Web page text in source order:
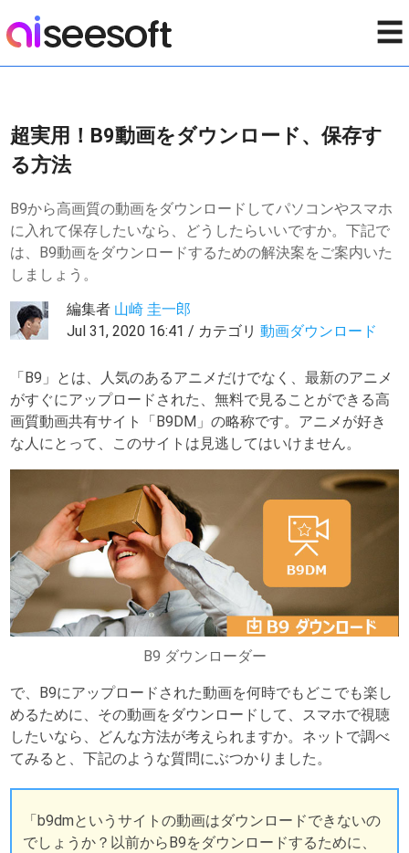
☰
超実用！B9動画をダウンロード、保存す
る方法
B9から高画質の動画をダウンロードしてパソコンやスマホ
に入れて保存したいなら、どうしたらいいですか。下記で
は、B9動画をダウンロードするための解決案をご案内いた
しましょう。
編集者 山崎 圭一郎
Jul 31, 2020 16:41 / カテゴリ動画ダウンロード
「B9」とは、人気のあるアニメだけでなく、最新のアニメ
がすぐにアップロードされた、無料で見ることができる高
画質動画共有サイト「B9DM」の略称です。アニメが好き
な人にとって、このサイトは見逃してはいけません。
B9 ダウンローダー
で、B9にアップロードされた動画を何時でもどこでも楽し
めるために、その動画をダウンロードして、スマホで視聴
したいなら、どんな方法が考えられますか。ネットで調べ
てみると、下記のような質問にぶつかりました。
「b9dmというサイトの動画はダウンロードできないの
でしょうか？以前からB9をダウンロードするために、